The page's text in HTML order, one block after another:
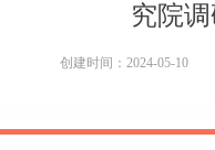
创建时间： 2024-05-10
究院